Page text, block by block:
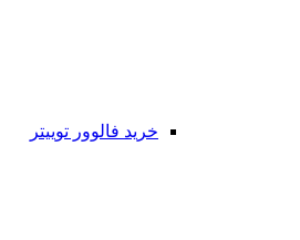
خرید فالوور توییتر